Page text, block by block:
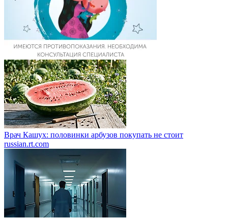
Врач Кашух: половинки арбузов покупать не стоит
russian.rt.com